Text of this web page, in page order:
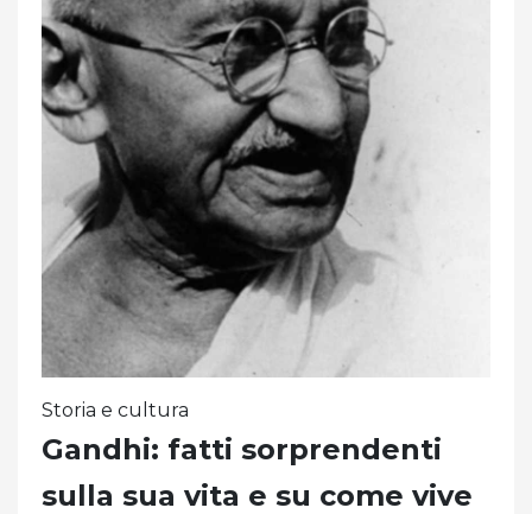
Storia e cultura
Gandhi: fatti sorprendenti
sulla sua vita e su come vive